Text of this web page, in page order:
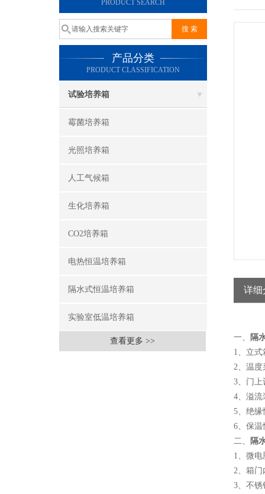
PRODUCT SEARCH
产品分类
PRODUCT CLASSIFICATION
试验培养箱
霉菌培养箱
光照培养箱
人工气候箱
生化培养箱
CO2培养箱
电热恒温培养箱
隔水式恒温培养箱
实验室低温培养箱
查看更多 >>
详细
一、
隔
1、立
2、温
3、门上
4、溢流
5、绝缘
6、保温
二、
隔
1、微
2、箱门
3、不锈